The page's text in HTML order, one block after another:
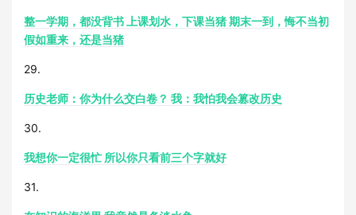
整一学期，都没背书 上课划水，下课当猪 期末一到，悔不当初
假如重来，还是当猪
29.
历史老师：你为什么交白卷？ 我：我怕我会篡改历史
30.
我想你一定很忙 所以你只看前三个字就好
31.